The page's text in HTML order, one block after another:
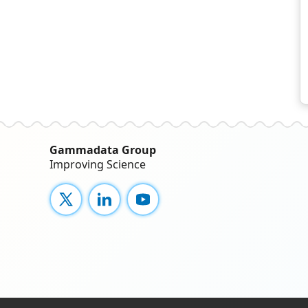
Gammadata Group
Improving Science
X LinkedInYouTube